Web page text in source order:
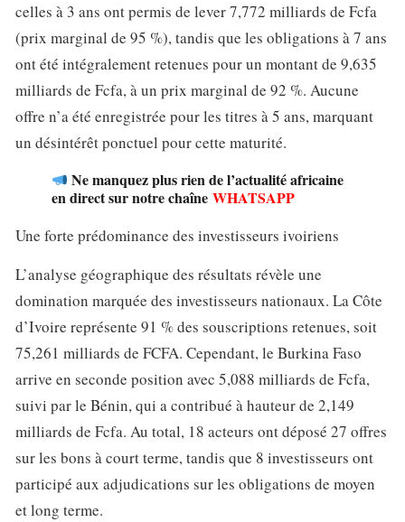
celles à 3 ans ont permis de lever 7,772 milliards de Fcfa
(prix marginal de 95 %), tandis que les obligations à 7 ans
ont été intégralement retenues pour un montant de 9,635
milliards de Fcfa, à un prix marginal de 92 %. Aucune
offre n’a été enregistrée pour les titres à 5 ans, marquant
un désintérêt ponctuel pour cette maturité.
Ne manquez plus rien de l’actualité africaine
en direct sur notre chaîne WHATSAPP
Une forte prédominance des investisseurs ivoiriens
L’analyse géographique des résultats révèle une
domination marquée des investisseurs nationaux. La Côte
d’Ivoire représente 91 % des souscriptions retenues, soit
75,261 milliards de FCFA. Cependant, le Burkina Faso
arrive en seconde position avec 5,088 milliards de Fcfa,
suivi par le Bénin, qui a contribué à hauteur de 2,149
milliards de Fcfa. Au total, 18 acteurs ont déposé 27 offres
sur les bons à court terme, tandis que 8 investisseurs ont
participé aux adjudications sur les obligations de moyen
et long terme.